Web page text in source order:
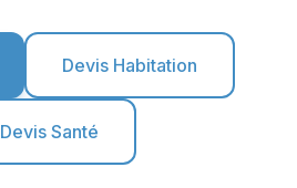
Devis Habitation
Devis Santé